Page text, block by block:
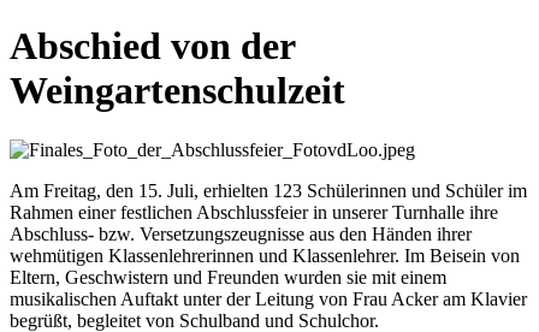
Abschied von der
Weingartenschulzeit
Am Freitag, den 15. Juli, erhielten 123 Schülerinnen und Schüler im
Rahmen einer festlichen Abschlussfeier in unserer Turnhalle ihre
Abschluss- bzw. Versetzungszeugnisse aus den Händen ihrer
wehmütigen Klassenlehrerinnen und Klassenlehrer. Im Beisein von
Eltern, Geschwistern und Freunden wurden sie mit einem
musikalischen Auftakt unter der Leitung von Frau Acker am Klavier
begrüßt, begleitet von Schulband und Schulchor.